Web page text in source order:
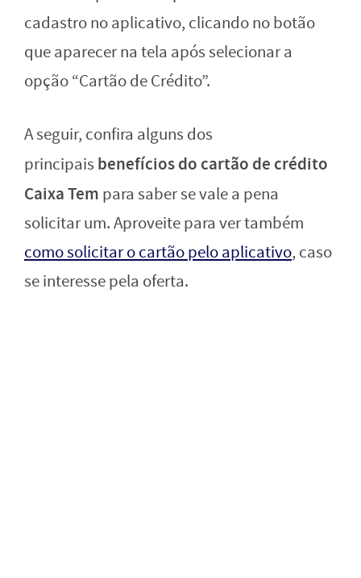
cadastro no aplicativo, clicando no botão
que aparecer na tela após selecionar a
opção “Cartão de Crédito”.
A seguir, confira alguns dos
principais benefícios do cartão de crédito
Caixa Tem para saber se vale a pena
solicitar um. Aproveite para ver também
como solicitar o cartão pelo aplicativo, caso
se interesse pela oferta.